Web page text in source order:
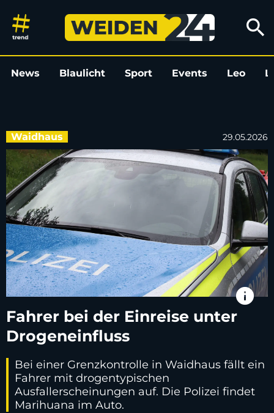
Fahrer bei der Einreise unter
search
News Blaulicht Sport Events Leo
Waidhaus 29.05.2026
info
Fahrer bei der Einreise unter
Drogeneinfluss
Bei einer Grenzkontrolle in Waidhaus fällt ein
Fahrer mit drogentypischen
Ausfallerscheinungen auf. Die Polizei findet
Marihuana im Auto.